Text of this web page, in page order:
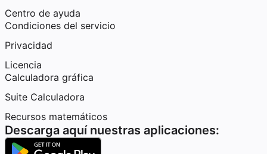
Centro de ayuda
Condiciones del servicio
Privacidad
Licencia
Calculadora gráfica
Suite Calculadora
Recursos matemáticos
Descarga aquí nuestras aplicaciones: